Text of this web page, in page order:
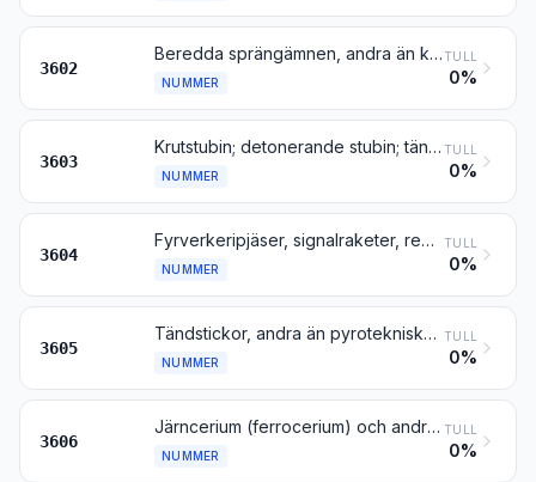
3602
Beredda sprängämnen, andra än krut
NUMMER
TULL
0%
3603
Krutstubin; detonerande stubin; tändhattar, rivtändare och sprängkapslar; tändare; elsprängkapslar
NUMMER
TULL
0%
3604
Fyrverkeripjäser, signalraketer, regnraketer, knallsignaler och andra pyrotekniska artiklar
NUMMER
TULL
0%
3605
Tändstickor, andra än pyrotekniska artiklar enligt nr 3604
NUMMER
TULL
0%
3606
Järncerium (ferrocerium) och andra pyrofora legeringar i alla former; varor av brännbara ämnen enligt anmärkning 2 till detta kapitel
NUMMER
TULL
0%